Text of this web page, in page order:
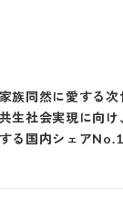
族同然に愛する次
生社会実現に向
る国内シェア